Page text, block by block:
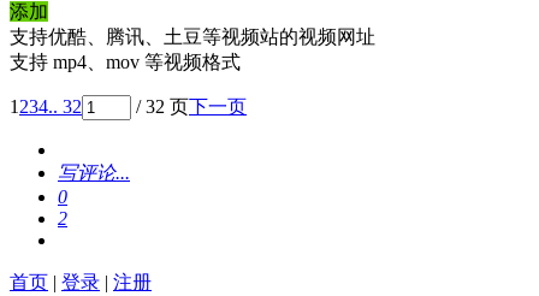
添加
支持优酷、腾讯、土豆等视频站的视频网址
支持 mp4、mov 等视频格式
1 234.. 32 / 32 页下一页
写评论...
0
2
首页 | 登录 | 注册